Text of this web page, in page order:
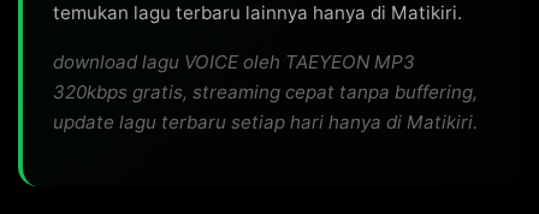
temukan lagu terbaru lainnya hanya di Matikiri.
download lagu VOICE oleh TAEYEON MP3
320kbps gratis, streaming cepat tanpa buffering,
update lagu terbaru setiap hari hanya di Matikiri.